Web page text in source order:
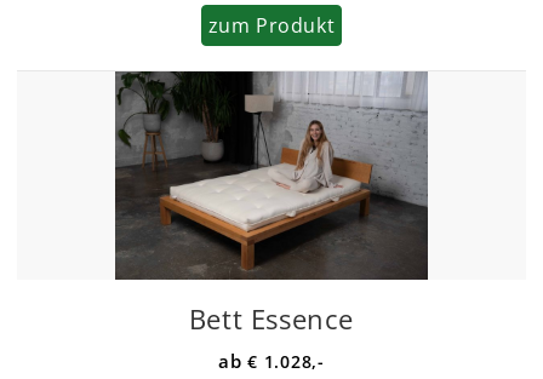
zum Produkt
Bett Essence
€ 1.028,-